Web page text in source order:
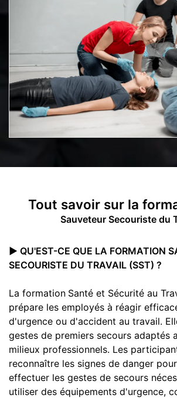
Tout savoir sur la
Sauveteur Secouriste du
▶️ QU'EST-CE QUE LA FORMATION
SECOURISTE DU TRAVAIL (SST) ?
La formation Santé et Sécurité au
prépare les employés à réagir
d'urgence ou d'accident au travail.
gestes de premiers secours adaptés
milieux professionnels. Les
reconnaître les signes de danger
effectuer les gestes de secours
utiliser des équipements d'urgence,